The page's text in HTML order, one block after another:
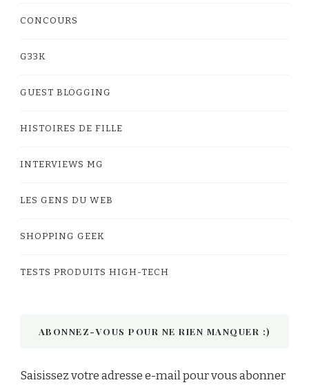
CONCOURS
G33K
GUEST BLOGGING
HISTOIRES DE FILLE
INTERVIEWS MG
LES GENS DU WEB
SHOPPING GEEK
TESTS PRODUITS HIGH-TECH
ABONNEZ-VOUS POUR NE RIEN MANQUER :)
Saisissez votre adresse e-mail pour vous abonner